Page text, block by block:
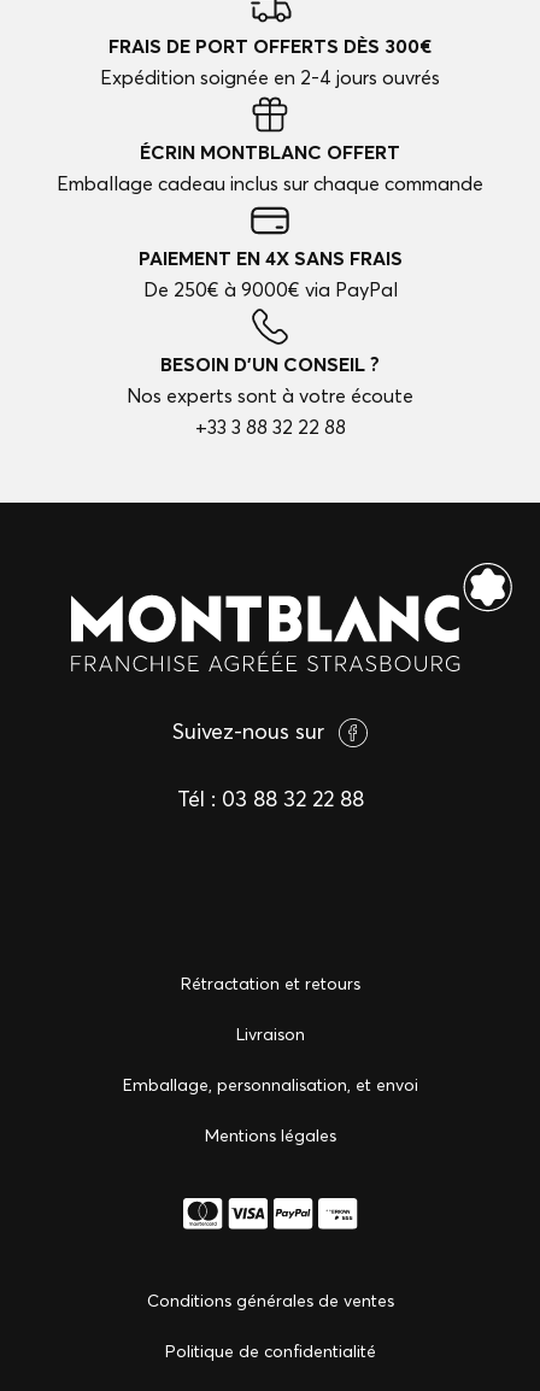
FRAIS DE PORT OFFERTS DÈS 300€
Expédition soignée en 2-4 jours ouvrés
ÉCRIN MONTBLANC OFFERT
Emballage cadeau inclus sur chaque commande
PAIEMENT EN 4X SANS FRAIS
De 250€ à 9000€ via PayPal
BESOIN D'UN CONSEIL ?
Nos experts sont à votre écoute
+33 3 88 32 22 88
Suivez-nous sur
Tél : 03 88 32 22 88
Rétractation et retours
Livraison
Emballage, personnalisation, et envoi
Mentions légales
Conditions générales de ventes
Politique de confidentialité